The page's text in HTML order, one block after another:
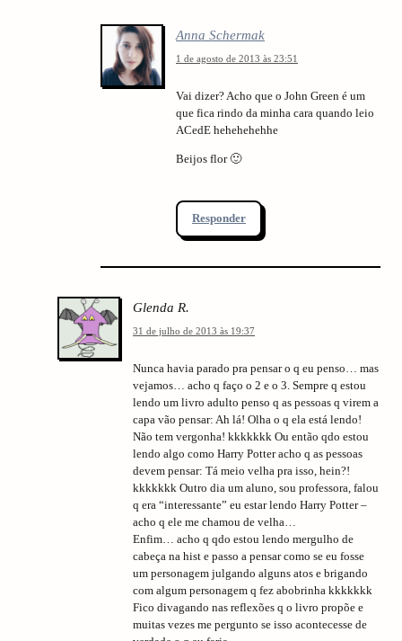
Anna Schermak
1 de agosto de 2013 às 23:51
Vai dizer? Acho que o John Green é um
que fica rindo da minha cara quando leio
ACedE hehehehehhe
Beijos flor 🙂
Responder
Glenda R.
31 de julho de 2013 às 19:37
Nunca havia parado pra pensar o q eu penso… mas
vejamos… acho q faço o 2 e o 3. Sempre q estou
lendo um livro adulto penso q as pessoas q virem a
capa vão pensar: Ah lá! Olha o q ela está lendo!
Não tem vergonha! kkkkkkk Ou então qdo estou
lendo algo como Harry Potter acho q as pessoas
devem pensar: Tá meio velha pra isso, hein?!
kkkkkkk Outro dia um aluno, sou professora, falou
q era “interessante” eu estar lendo Harry Potter –
acho q ele me chamou de velha…
Enfim… acho q qdo estou lendo mergulho de
cabeça na hist e passo a pensar como se eu fosse
um personagem julgando alguns atos e brigando
com algum personagem q fez abobrinha kkkkkkk
Fico divagando nas reflexões q o livro propõe e
muitas vezes me pergunto se isso acontecesse de